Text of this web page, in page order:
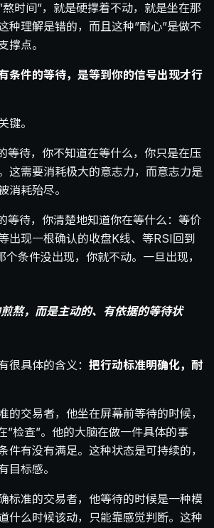
时间”，就是硬撑着不动，就是坐在那
种理解是错的，而且这种”耐心”是做不
撑点。
条件的等待，是等到你的信号出现才行
键。
等待，你不知道在等什么，你只是在压
这需要消耗极大的意志力，而意志力是
消耗殆尽。
等待，你清楚地知道你在等什么：等价
出现一根确认的收盘K线、等RSI回到
条件没出现，你就不动。一旦出现，
熬，而是主动的、有依据的等待状
很具体的含义： 把行动标准明确化，耐
的交易者，他坐在屏幕前等待的时候，
”检查”。他的大脑在做一件具体的事
件有没有满足。这种状态是可持续的，
目标感。
标准的交易者，他等待的时候是一种模
什么时候该动，只能靠感觉判断。这种